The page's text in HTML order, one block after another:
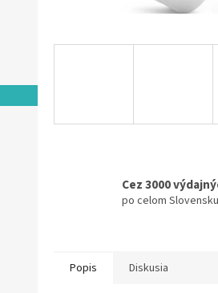
Cez 3000
po celom Slovensku
Popis Diskusia